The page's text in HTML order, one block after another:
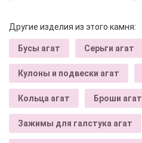
Другие изделия из этого камня:
Бусы агат Серьги агат
Кулоны и подвески агат
Кольца агат Броши агат
Зажимы для галстука агат